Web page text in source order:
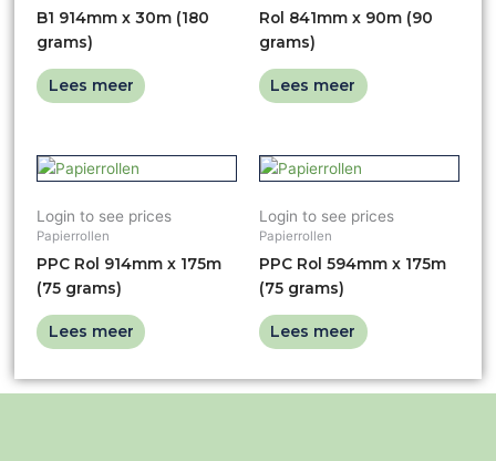
B1 914mm x 30m (180
grams)
Lees meer
Rol 841mm x 90m (90
grams)
Lees meer
Login to see prices
Papierrollen
PPC Rol 914mm x 175m
(75 grams)
Lees meer
Login to see prices
Papierrollen
PPC Rol 594mm x 175m
(75 grams)
Lees meer